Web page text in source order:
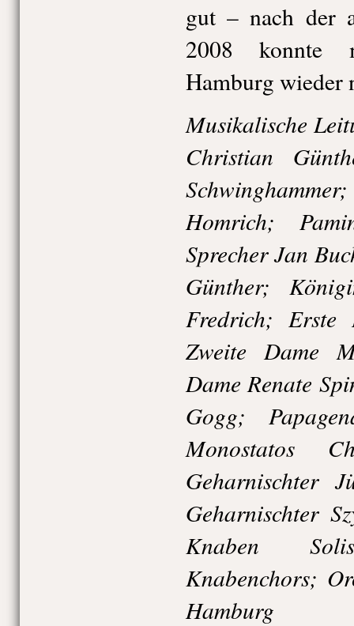
gut – nach der
2008 konnte
Hamburg wieder
Musikalische
Christian
Homrich;
Sprecher Jan
Günther;
Fredrich; Erste
Zweite Dame
Dame Renate
Gogg;
Monostatos
Geharnischter
Geharnischter
Knaben
Knabenchors;
Hamburg